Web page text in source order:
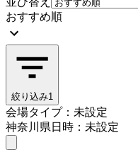
おすすめ順
絞り込み1
会場タイプ：未設定
神奈川県日時：未設定